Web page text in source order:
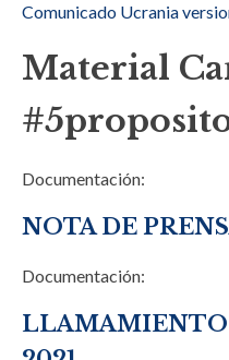
Comunicado Ucrania
Material
Documentación:
NOTA DE
Documentación:
LLAMAMIENTO